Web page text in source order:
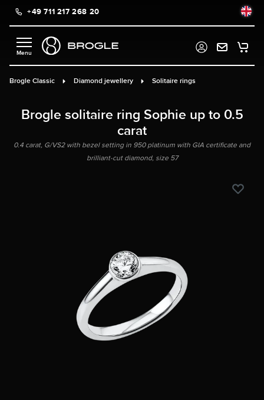
content+49 711 217 268 20
Brogle Classic Diamond jewellery Solitaire rings
Brogle solitaire ring Sophie up to 0.5
carat
0.4 carat, G/VS2 with bezel setting in 950 platinum with GIA certificate and
brilliant-cut diamond, size 57